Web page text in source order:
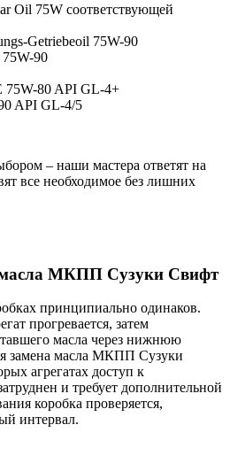
Oil 75W соответствующей
Getriebeoil 75W-90
90
75W-80 API GL-4+
API GL-4/5
– наши мастера ответят на
все необходимое без лишних
масла МКПП Сузуки Свифт
принципиально одинаков.
прогревается, затем
масла через нижнюю
замена масла МКПП Сузуки
агрегатах доступ к
и требует дополнительной
коробка проверяется,
интервал.